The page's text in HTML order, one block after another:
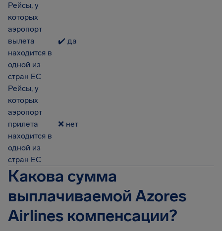
Рейсы, у
которых
аэропорт
вылета
находится в
одной из
стран ЕС
✔️ да
Рейсы, у
которых
аэропорт
прилета
находится в
одной из
стран ЕС
❌ нет
Какова сумма
выплачиваемой Azores
Airlines компенсации?